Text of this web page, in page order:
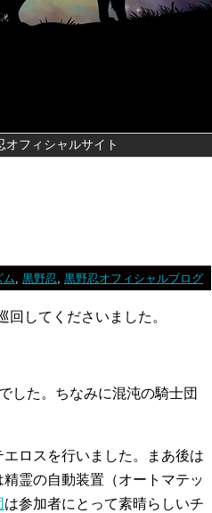
オフィシャルサイト
ム, 黒野忍, 黒野忍オフィシャルブログ
してくださいました。
した。ちなみに混沌の騎士団
ロスを行いました。まあ後は
霊の自動装置（オートマテッ
は参加者にとって素晴らしいチ